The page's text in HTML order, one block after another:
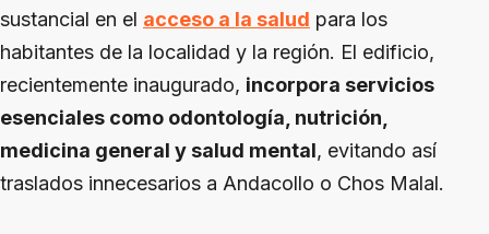
sustancial en el acceso a la salud para los
habitantes de la localidad y la región. El edificio,
recientemente inaugurado, incorpora servicios
esenciales como odontología, nutrición,
medicina general y salud mental, evitando así
traslados innecesarios a Andacollo o Chos Malal.